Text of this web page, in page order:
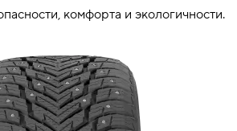
комфорта и экологичности.